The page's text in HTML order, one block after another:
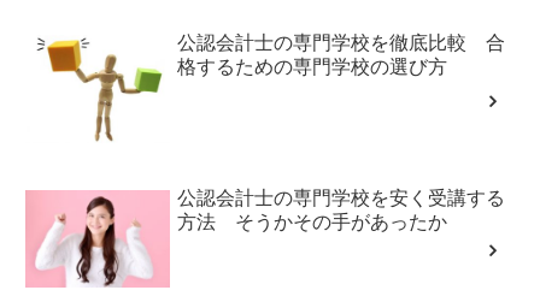
公認会計士の専門学校を徹底比較 合
格するための専門学校の選び方
公認会計士の専門学校を安く受講する
方法 そうかその手があったか